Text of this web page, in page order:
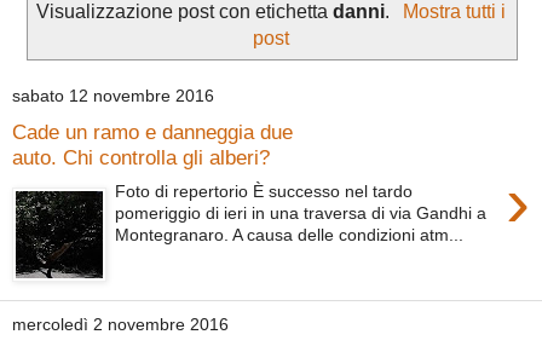
Visualizzazione post con etichettadanni.
Mostra tutti i
post
sabato 12 novembre 2016
Cade un ramo e danneggia due
auto. Chi controlla gli alberi?
›
Foto di repertorio È successo nel tardo
pomeriggio di ieri in una traversa di via Gandhi a
Montegranaro. A causa delle condizioni atm...
mercoledì 2 novembre 2016